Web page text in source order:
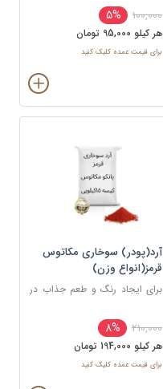
ها، ناگت ها، مرغ، ماهی و میگو
استفاده می شود.
100,000
5%
هر کيلو 95,000 تومان
برای قیمت عمده کلیک کنید
آرد(پودر) سوخاری مکاتوس
قرمز(انواع وزن)
برای ایجاد رنگ و طعم جذاب در
ها، ناگت ها، مرغ، ماهی و میگو
استفاده می شود.
210,000
8%
هر کيلو 194,000 تومان
برای قیمت عمده کلیک کنید